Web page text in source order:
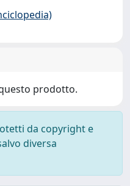
prodotto.
da copyright e
diversa